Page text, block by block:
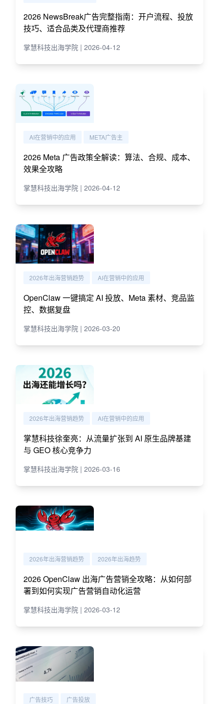
2026 NewsBreak广告完整指南：开户流程、投放
技巧、适合品类及代理商推荐
掌慧科技出海学院 | 2026-04-12
AI在营销中的应用 META广告主
2026 Meta 广告政策全解读：算法、合规、成本、
效果全攻略
掌慧科技出海学院 | 2026-04-12
2026年出海营销趋势 AI在营销中的应用
OpenClaw 一键搞定 AI 投放、Meta 素材、竞品监
控、数据复盘
掌慧科技出海学院 | 2026-03-20
2026年出海营销趋势 AI在营销中的应用
掌慧科技徐奎亮：从流量扩张到 AI 原生品牌基建
与 GEO 核心竞争力
掌慧科技出海学院 | 2026-03-16
2026年出海营销趋势 2026年出海趋势
2026 OpenClaw 出海广告营销全攻略：从如何部
署到如何实现广告营销自动化运营
掌慧科技出海学院 | 2026-03-12
广告技巧 广告投放